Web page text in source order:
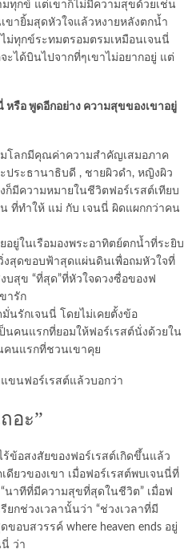
ทุกข์ แต่เขาก็ไม่มีความสุขด้วยเช่น
ขายิ้มสุดหัวใจแล้วหงายหลังตกน้ำ
ม่ทุกข์ระทมตรอมตรมเหมือนเจนนี่
ะได้บินไปจากที่ๆเขาไม่อยากอยู่ แต่
หรือ พูดอีกอย่าง ความสุขของเขาอยู่
มโลกมีคุณค่าความสำคัญเสมอภาค
ประธานาธิบดี , ชายผิวดำ, หญิงผิว
ก็มีความหมายในชีวิตฟอร์เรสต์เทียบ
ที่ทำให้ แม่ กับ เจนนี่ ผิดแผกกว่าคน
อยู่ในเรือมองพระอาทิตย์ตกน้ำที่ระยิบ
งสุดขอบฟ้าสุดแผ่นดินเพื่อถมหัวใจที่
บสุข “ที่สุด”ที่หัวใจดวงซื่อของฟ
ารัก
นรักเจนนี่ โดยไม่เคยตั้งข้อ
นคนแรกที่ยอมให้ฟอร์เรสต์นั่งด้วยใน
คนแรกที่ชวนเขาคุย
ขนฟอร์เรสต์แล้วบอกว่า
อะ”
ข้อสงสัยของฟอร์เรสต์เกิดขึ้นแล้ว
ดียวของเขา เมื่อฟอร์เรสต์พบเจนนี่ที่
นาทีที่มีความสุขที่สุดในชีวิต” เมื่อฟ
ยกช่วงเวลานั้นว่า “ช่วงเวลาที่มี
อบสวรรค์ where heaven ends อยู่
นี่ ว่า